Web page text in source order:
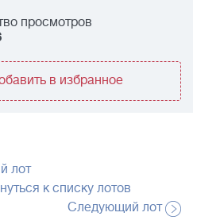
просмотров
в избранное
лот
к списку лотов
Следующий лот